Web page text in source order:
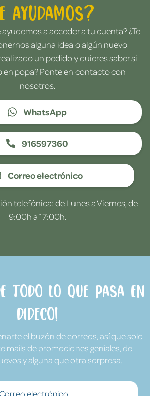
ayudamos?
a acceder a tu cuenta? ¿Te
alguna idea o algún nuevo
un pedido y quieres saber si
en popa? Ponte en contacto con
nosotros.
WhatsApp
916597360
Correo electrónico
telefónica: de Lunes a Viernes, de
9:00h a 17:00h.
todo lo que pasa en
Dideco!
el buzón de correos, así que solo
mails de promociones geniales, de
y alguna que otra sorpresa.